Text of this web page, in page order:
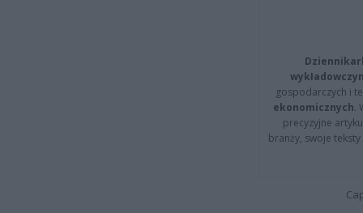
gospodarczych i
ekonomicznych.
precyzyjne
branży, swoje